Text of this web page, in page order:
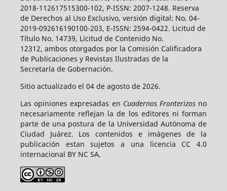
2018-112617515300-102, P-ISSN: 2007-1248. Reserva
de Derechos al Uso Exclusivo, versión digital: No. 04-
2019-092616190100-203, E-ISSN: 2594-0422. Licitud de
Título No. 14739, Licitud de Contenido No.
12312, ambos otorgados por la Comisión Calificadora
de Publicaciones y Revistas Ilustradas de la
Secretaría de Gobernación.
Sitio actualizado el 04 de agosto de 2026.
Las opiniones expresadas en Cuadernos Fronterizosno
necesariamente reflejan la de los editores ni forman
parte de una postura de la Universidad Autónoma de
Ciudad Juárez. Los contenidos e imágenes de la
publicación estan sujetos a una licencia CC 4.0
internacional BY NC SA.